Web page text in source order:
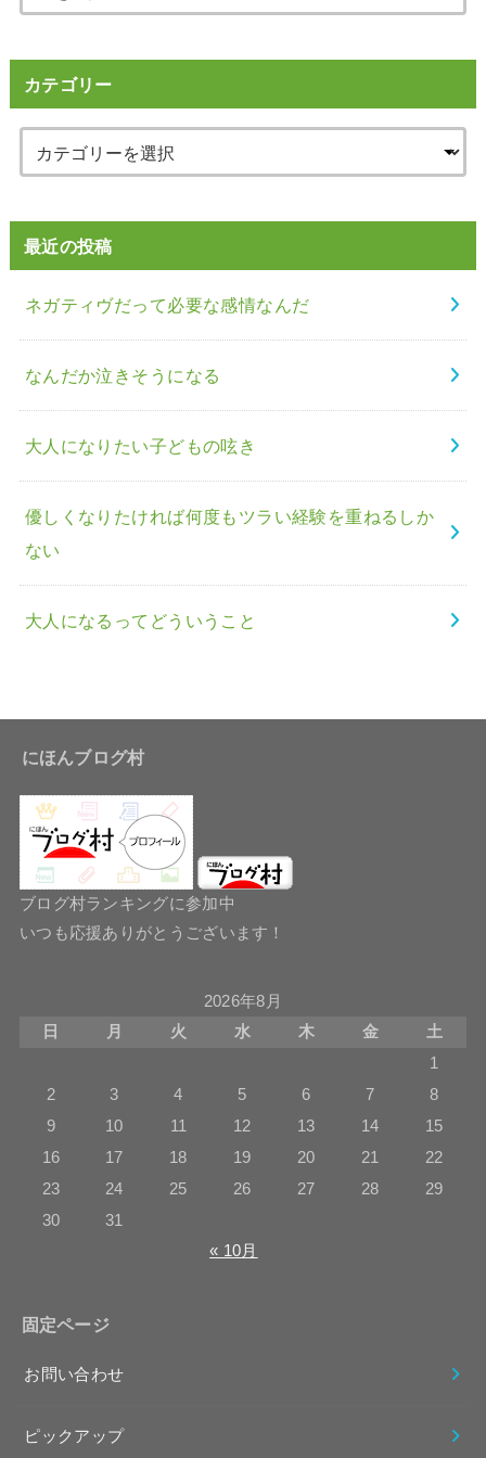
カテゴリー
最近の投稿
ネガティヴだって必要な感情なんだ
なんだか泣きそうになる
大人になりたい子どもの呟き
優しくなりたければ何度もツラい経験を重ねるしか
ない
大人になるってどういうこと
にほんブログ村
ブログ村ランキングに参加中
いつも応援ありがとうございます！
2026年8月
日
月 火 水 木 金
土
1
2
3 4 5 6 7
8
9
10 11 12 13 14
15
16
17 18 19 20 21
22
23
24 25 26 27 28
29
30
31
« 10月
固定ページ
お問い合わせ
ピックアップ